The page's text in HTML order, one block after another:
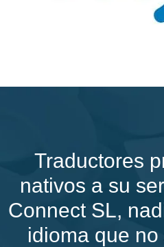
Traductores
nativos a su
Connect SL,
idioma que